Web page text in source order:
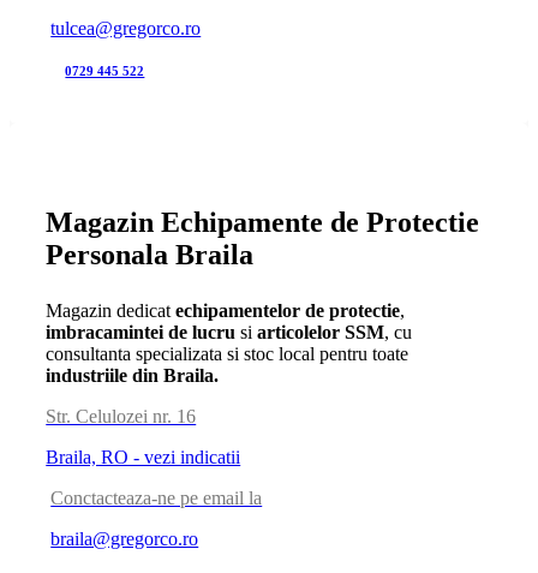
tulcea@gregorco.ro
0729 445 522
Magazin Echipamente de Protectie
Personala Braila
Magazin dedicatechipamentelor de protectie,
imbracamintei de lucru siarticolelor SSM, cu
consultanta specializata si stoc local pentru toate
industriile din Braila.
Str. Celulozei nr. 16
Braila, RO - vezi indicatii
Conctacteaza-ne pe email la
braila@gregorco.ro